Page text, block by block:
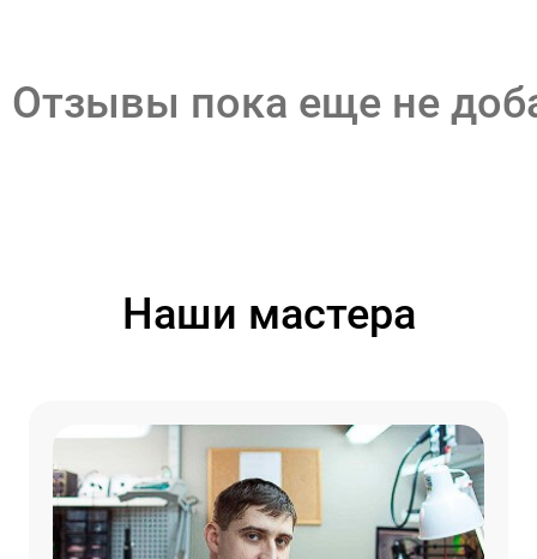
Отзывы пока еще не
Наши мастера